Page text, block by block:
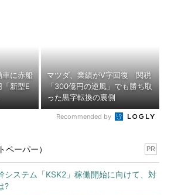
車に赤船
新型E
マツダ、業績がV字回復 関税
「300億円の逆風」でも勝ち取
った黒字転換の裏側
Recommended by
ペーパー） PR
システム「KSK2」稼働開始に向けて、対
?